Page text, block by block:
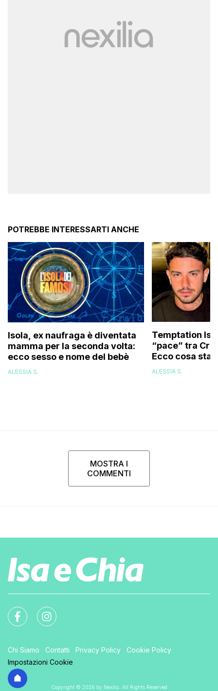
POTREBBE INTERESSARTI ANCHE
Isola, ex naufraga è diventata
mamma per la seconda volta:
ecco sesso e nome del bebè
ALESSIA S.
Temptation
“pace” tra
Ecco cosa sta
ALESSIA S.
MOSTRA I
COMMENTI
Chi Siamo Contatti Privacy Policy
Cookie Policy
Impostazioni Cookie
Copyright © 2026 by Nexilia. All Rights Reserved